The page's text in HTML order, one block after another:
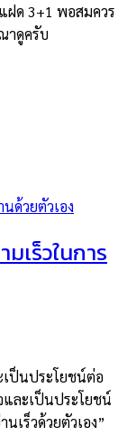
ฝด 3+1 พอสมควร
าดูครับ
เร็วในการ
ป็นประโยชน์ต่อ
ละเป็นประโยชน์
เร็วด้วยตัวเอง”